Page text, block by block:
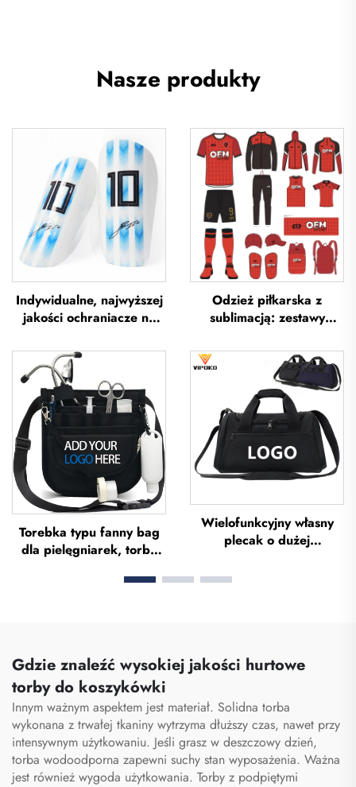
Nasze produkty
Indywidualne, najwyższej
jakości ochraniacze na
ochraniacze na piszczel
do piłki nożnej, ochrona
na nogi, ochraniacze na
piszczel do piłki nożnej
Odzież piłkarska z
sublimacją: zestawy
mężczyzn do treningów,
niestandardowa odzież
sportowa do piłki nożnej,
uniformy drużyn
piłkarskich
Torebka typu fanny bag
dla pielęgniarek, torba
wieloma przegrodami,
dla personelu
medycznego, organizator
torby pielęgniarskiej,
torby pielęgniarskie
Wielofunkcyjny własny
plecak o dużej
sportowa do siłowni dla
duffel
Gdzie znaleźć wysokiej jakości hurtowe
torby do koszykówki
Innym ważnym aspektem jest materiał. Solidna torba
wykonana z trwałej tkaniny wytrzyma dłuższy czas, nawet przy
intensywnym użytkowaniu. Jeśli grasz w deszczowy dzień,
torba wodoodporna zapewni suchy stan wyposażenia. Ważna
jest również wygoda użytkowania. Torby z podpiętymi